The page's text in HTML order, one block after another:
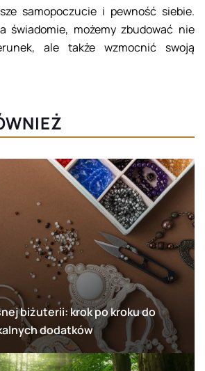
samopoczucie i pewność siebie.
świadomie, możemy zbudować nie
ale także wzmocnić swoją
biżuterii: krok po kroku do
dodatków